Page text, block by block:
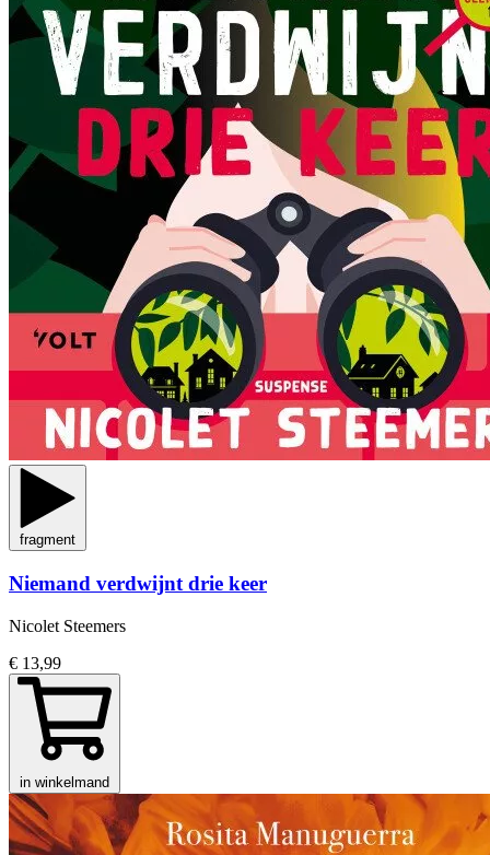
fragment
Niemand verdwijnt drie keer
Nicolet Steemers
€ 13,99
in winkelmand